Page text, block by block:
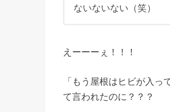
ないないない（笑）
えーーーぇ！！！
「もう屋根はヒビが入
て言われたのに？？？